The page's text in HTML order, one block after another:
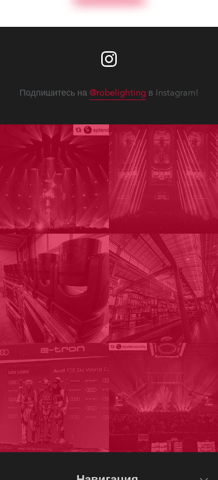
Подпишитесь на @robelighting в Instagram!